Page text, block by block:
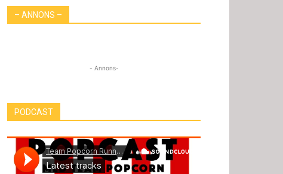
– ANNONS –
- Annons-
PODCAST